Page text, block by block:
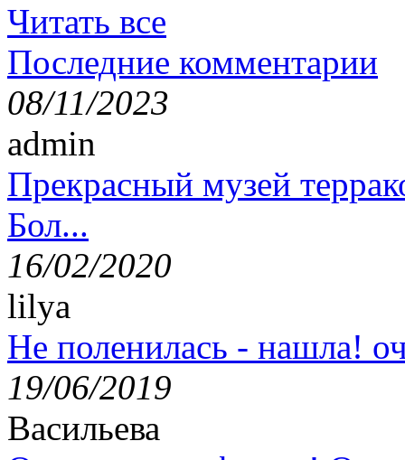
Читать все
Последние комментарии
08/11/2023
admin
Прекрасный музей
Бол...
16/02/2020
lilya
Не поленилась - нашла!
19/06/2019
Васильева